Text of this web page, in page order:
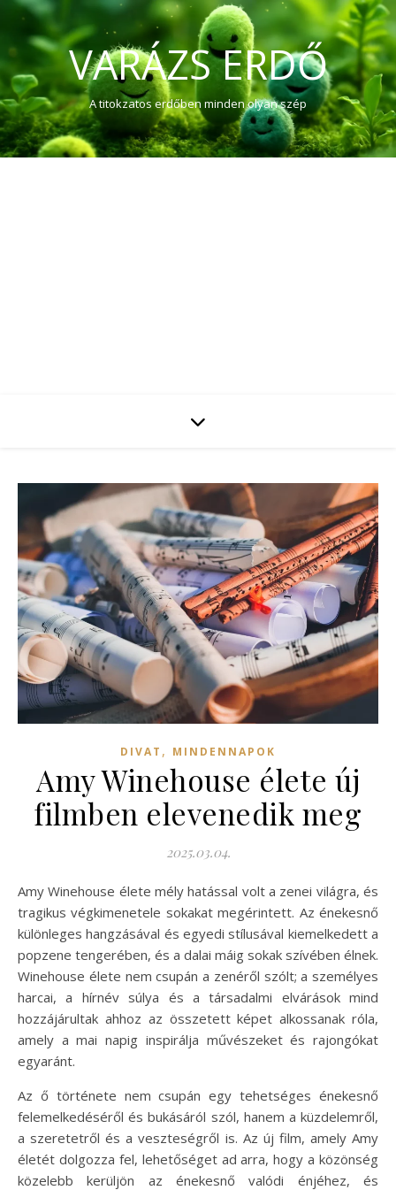
VARÁZS ERDŐ
A titokzatos erdőben minden olyan szép
DIVAT , MINDENNAPOK
Amy Winehouse élete új
filmben elevenedik meg
2025.03.04.
Amy Winehouse élete mély hatással volt a zenei világra, és
tragikus végkimenetele sokakat megérintett. Az énekesnő
különleges hangzásával és egyedi stílusával kiemelkedett a
popzene tengerében, és a dalai máig sokak szívében élnek.
Winehouse élete nem csupán a zenéről szólt; a személyes
harcai, a hírnév súlya és a társadalmi elvárások mind
hozzájárultak ahhoz az összetett képet alkossanak róla,
amely a mai napig inspirálja művészeket és rajongókat
egyaránt.
Az ő története nem csupán egy tehetséges énekesnő
felemelkedéséről és bukásáról szól, hanem a küzdelemről,
a szeretetről és a veszteségről is. Az új film, amely Amy
életét dolgozza fel, lehetőséget ad arra, hogy a közönség
közelebb kerüljön az énekesnő valódi énjéhez, és